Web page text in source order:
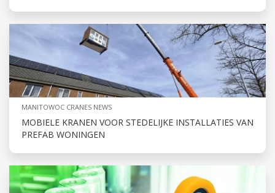
MANITOWOC CRANES NEWS
MOBIELE KRANEN VOOR STEDELIJKE INSTALLATIES VAN
PREFAB WONINGEN